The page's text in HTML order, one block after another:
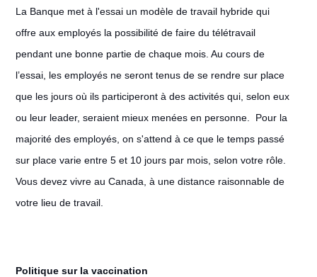
La Banque met à l'essai un modèle de travail hybride qui
offre aux employés la possibilité de faire du télétravail
pendant une bonne partie de chaque mois. Au cours de
l’essai, les employés ne seront tenus de se rendre sur place
que les jours où ils participeront à des activités qui, selon eux
ou leur leader, seraient mieux menées en personne. Pour la
majorité des employés, on s'attend à ce que le temps passé
sur place varie entre 5 et 10 jours par mois, selon votre rôle.
Vous devez vivre au Canada, à une distance raisonnable de
votre lieu de travail.
Politique sur la vaccination